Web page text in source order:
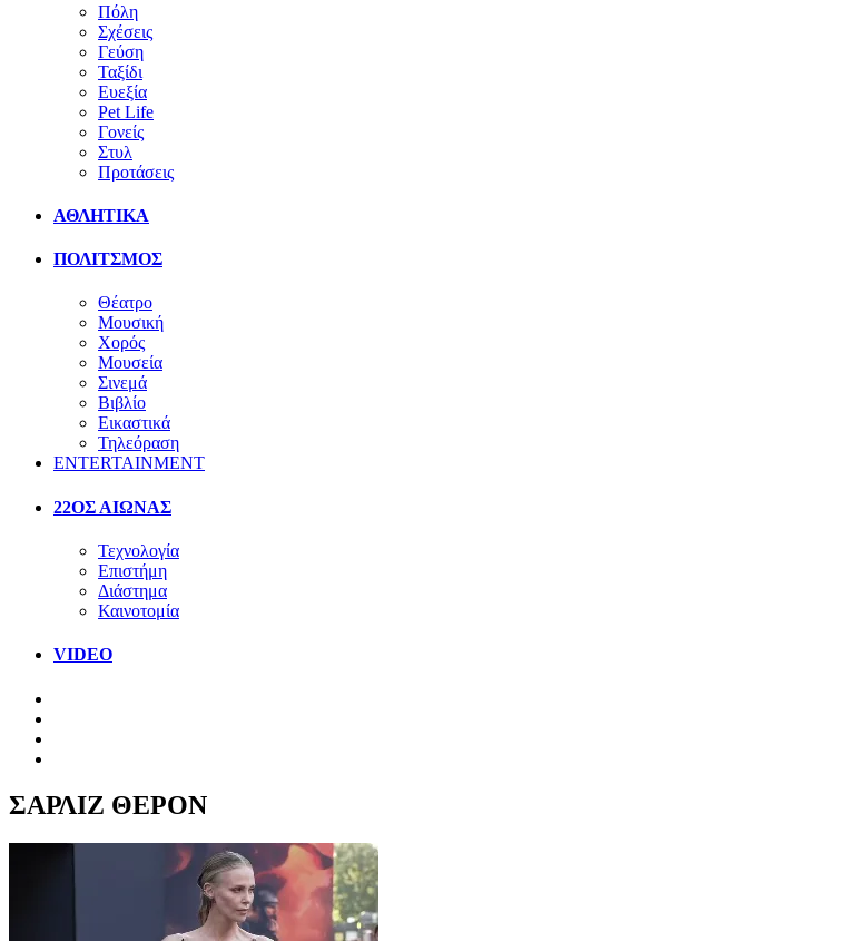
Πόλη
Σχέσεις
Γεύση
Ταξίδι
Ευεξία
Pet Life
Γονείς
Στυλ
Προτάσεις
ΑΘΛΗΤΙΚΑ
ΠΟΛΙΤΣΜΟΣ
Θέατρο
Μουσική
Χορός
Μουσεία
Σινεμά
Βιβλίο
Εικαστικά
Τηλεόραση
ENTERTAINMENT
22ΟΣ ΑΙΩΝΑΣ
Τεχνολογία
Επιστήμη
Διάστημα
Καινοτομία
VIDEO
ΣΑΡΛΙΖ ΘΕΡΟΝ